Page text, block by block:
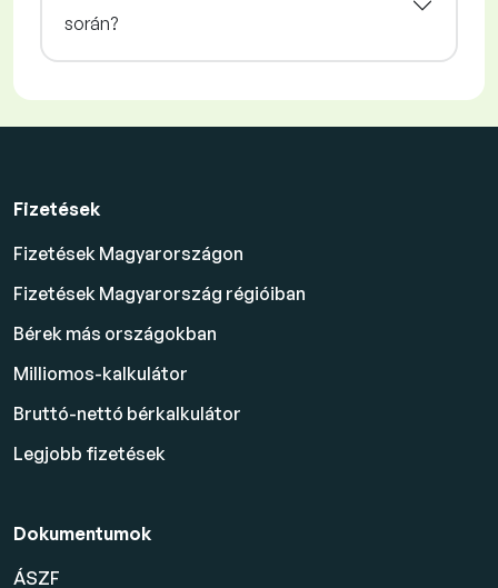
során?
Fizetések
Fizetések Magyarországon
Fizetések Magyarország régióiban
Bérek más országokban
Milliomos-kalkulátor
Bruttó-nettó bérkalkulátor
Legjobb fizetések
Dokumentumok
ÁSZF